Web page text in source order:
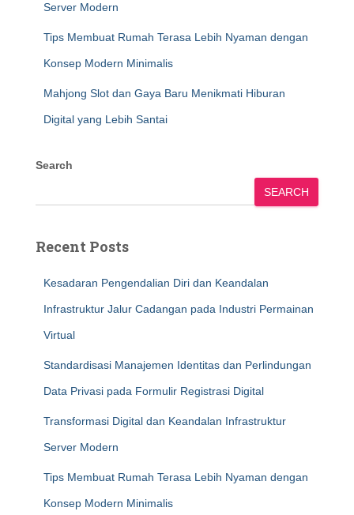
Server Modern
Tips Membuat Rumah Terasa Lebih Nyaman dengan
Konsep Modern Minimalis
Mahjong Slot dan Gaya Baru Menikmati Hiburan
Digital yang Lebih Santai
Search
SEARCH
Recent Posts
Kesadaran Pengendalian Diri dan Keandalan
Infrastruktur Jalur Cadangan pada Industri Permainan
Virtual
Standardisasi Manajemen Identitas dan Perlindungan
Data Privasi pada Formulir Registrasi Digital
Transformasi Digital dan Keandalan Infrastruktur
Server Modern
Tips Membuat Rumah Terasa Lebih Nyaman dengan
Konsep Modern Minimalis